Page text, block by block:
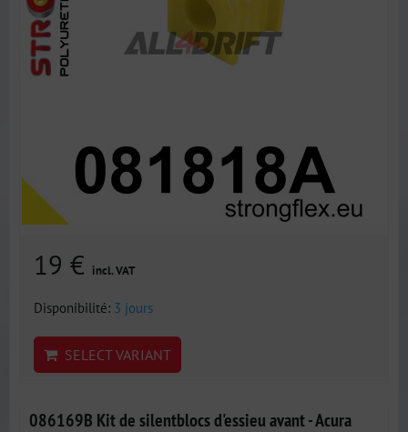
19 € incl. VAT
Disponibilité: 3 jours
SELECT VARIANT
086169B Kit de silentblocs d'essieu avant - Acura